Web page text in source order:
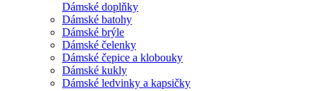
Dámské doplňky
Dámské batohy
Dámské brýle
Dámské čelenky
Dámské čepice a klobouky
Dámské kukly
Dámské ledvinky a kapsičky